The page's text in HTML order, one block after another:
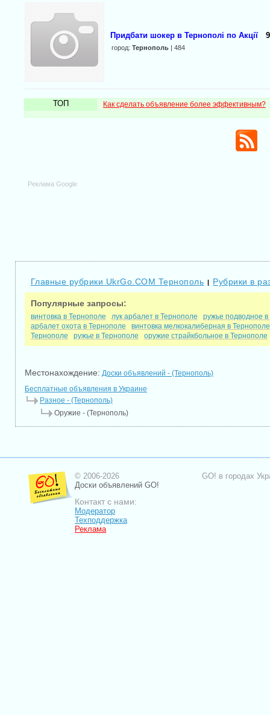
Придбати шокер в Тернополі по Акції
город: Тернополь| 484
ТОП Как сделать объявление более эффективным?
Реклама Google
Главные рубрики UkrGo.COM Тернополь | Рубрики в
Популярные запросы:
винтовка в Тернополе лук арбалет в Тернополе
ружье подводное
арбалет охота в Тернополе
винтовка мелкокалиберная в Тернополе
Тернополе
ружье в Тернополе оружие страйкбольное в Тернополе
Местонахождение: Доски объявлений - (Тернополь)
Бесплатные объявления в Украине
Разное - (Тернополь)
Оружие - (Тернополь)
© 2006-2026
Доски объявлений GO!
Контакт с нами:
Модератор
Техподдержка
Реклама
GO! в городах